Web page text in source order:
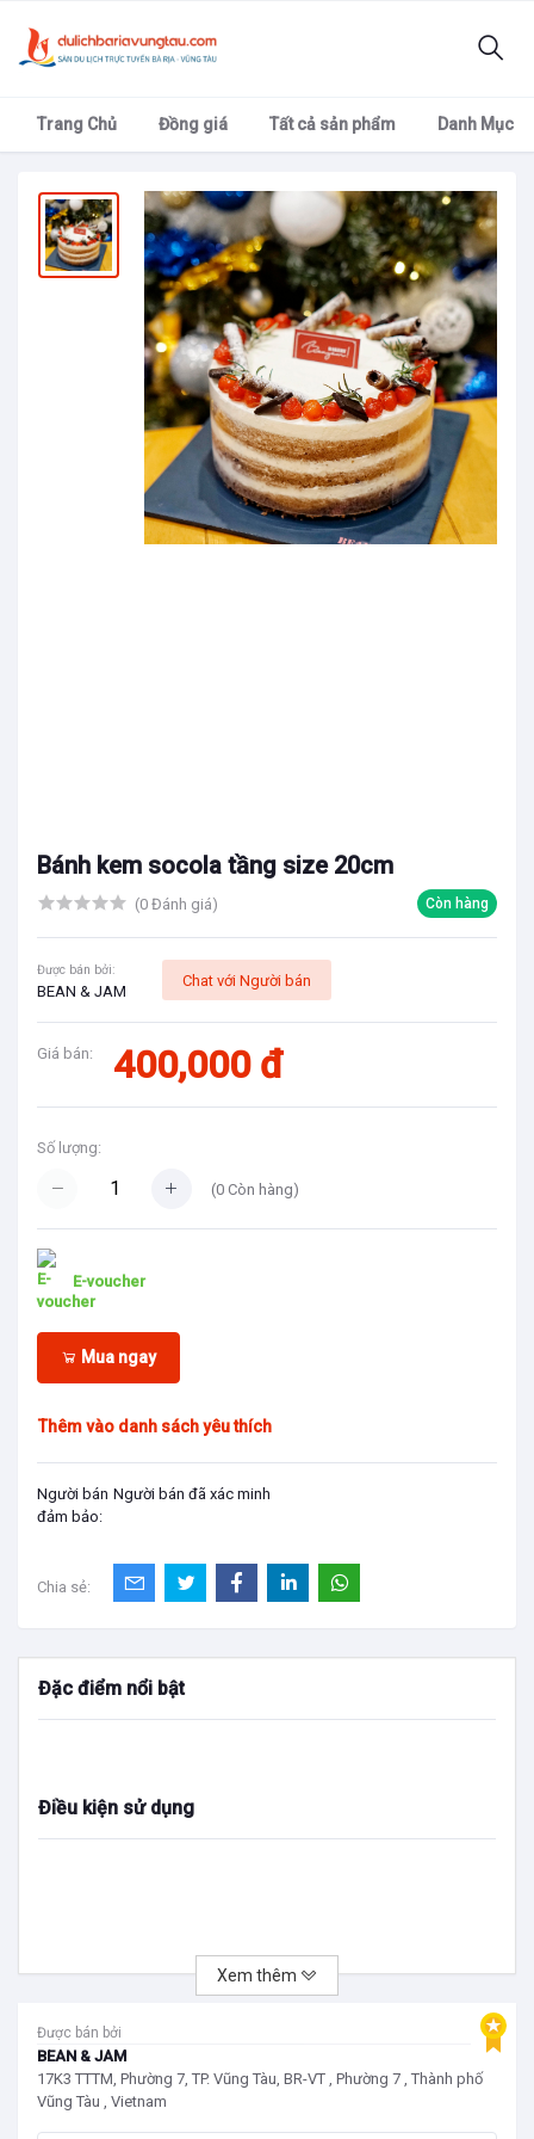
Trang Chủ Đồng giá Tất cả sản phẩm Danh Mục
Bánh kem socola tầng size 20cm
(0 Đánh giá) Còn hàng
Được bán bởi:
BEAN & JAM
Chat với Người bán
Giá bán: 400,000 đ
Số lượng:
(0 Còn hàng)
E-voucher
Mua ngay
Thêm vào danh sách yêu thích
Người bán
đảm bảo:
Người bán đã xác minh
Chia sẻ:
Đặc điểm nổi bật
Điều kiện sử dụng
Xem thêm
Được bán bởi
BEAN & JAM
17K3 TTTM, Phường 7, TP. Vũng Tàu, BR-VT , Phường 7 , Thành phố
Vũng Tàu , Vietnam